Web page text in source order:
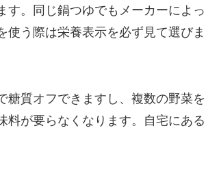
す。同じ鍋つゆでもメーカーによっ
う際は栄養表示を必ず見て選びま
糖質オフできますし、複数の野菜を
料が要らなくなります。自宅にある